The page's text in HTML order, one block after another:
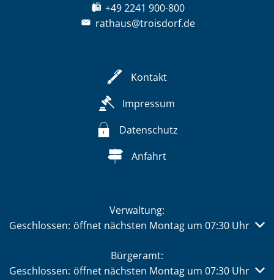
+49 2241 900-800
rathaus@troisdorf.de
Kontakt
Impressum
Datenschutz
Anfahrt
Verwaltung:
Klicken, um weitere Öffnungs- oder Schließzeiten
Geschlossen: öffnet nächsten Montag um 07:30 Uhr
Bürgeramt:
Klicken, um weitere Öffnungs- oder Schließzeiten
Geschlossen: öffnet nächsten Montag um 07:30 Uhr